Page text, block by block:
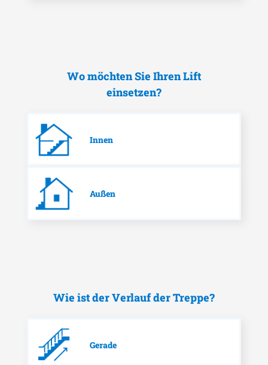
Wo möchten Sie Ihren Lift
einsetzen?
Innen
Außen
Wie ist der Verlauf der Treppe?
Gerade